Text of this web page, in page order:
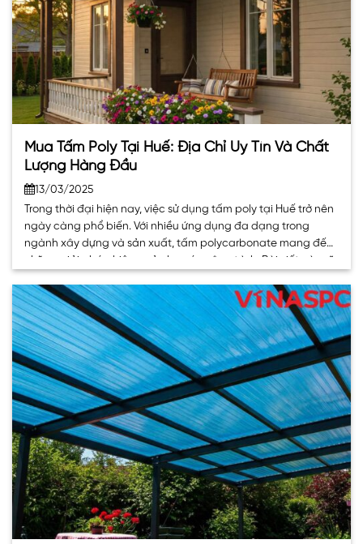
Mua Tấm Poly Tại Huế: Địa Chỉ Uy Tín Và Chất
Lượng Hàng Đầu
13/03/2025
Trong thời đại hiện nay, việc sử dụng tấm poly tại Huế trở nên
ngày càng phổ biến. Với nhiều ứng dụng đa dạng trong
ngành xây dựng và sản xuất, tấm polycarbonate mang đến
những giải pháp hiệu quả cho các công trình. Bài viết này sẽ